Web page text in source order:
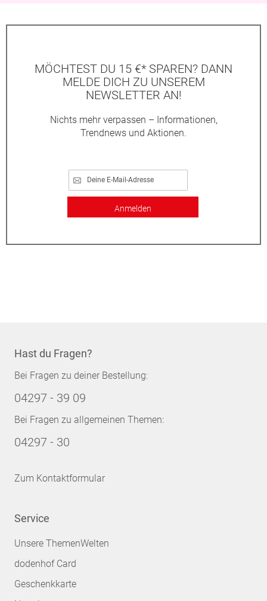
MÖCHTEST DU 15 €* SPAREN? DANN
MELDE DICH ZU UNSEREM
NEWSLETTER AN!
Nichts mehr verpassen – Informationen,
Trendnews und Aktionen.
Anmelden
Hast du Fragen?
Bei Fragen zu deiner Bestellung:
04297 - 39 09
Bei Fragen zu allgemeinen Themen:
04297 - 30
Zum Kontaktformular
Service
Unsere ThemenWelten
dodenhof Card
Geschenkkarte